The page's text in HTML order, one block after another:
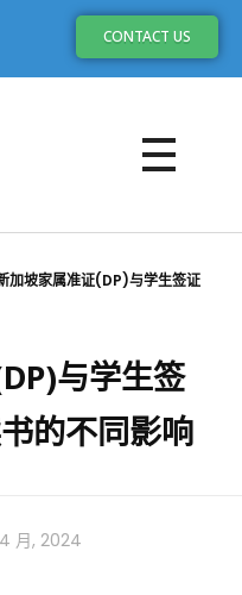
CONTACT US
加坡家属准证(DP)与学生签证
与学生签
的不同影响
月, 2024